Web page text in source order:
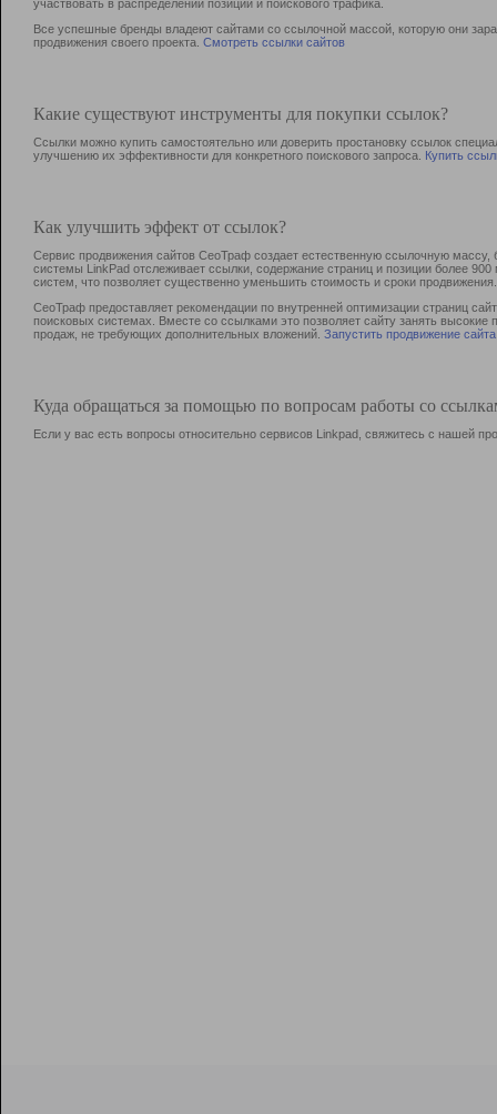
участвовать в раcпределении позиций и поискового трафика.
Все успешные бренды владеют сайтами со ссылочной массой, которую они
продвижения своего проекта. Смотреть ссылки сайтов
Какие существуют инструменты для покупки ссылок?
Ссылки можно купить самостоятельно или доверить простановку ссылок
улучшению их эффективности для конкретного поискового запроса. Купить
Как улучшить эффект от ссылок?
Сервис продвижения сайтов СеоТраф создает естественную ссылочную
системы LinkPad отслеживает ссылки, содержание страниц и позиции более
систем, что позволяет существенно уменьшить стоимость и сроки продвижения.
СеоТраф предоставляет рекомендации по внутренней оптимизации страниц
поисковых системах. Вместе со ссылками это позволяет сайту занять
продаж, не требующих дополнительных вложений. Запустить продвижение сайта
Куда обращаться за помощью по вопросам работы со
Если у вас есть вопросы относительно сервисов Linkpad, свяжитесь с нашей